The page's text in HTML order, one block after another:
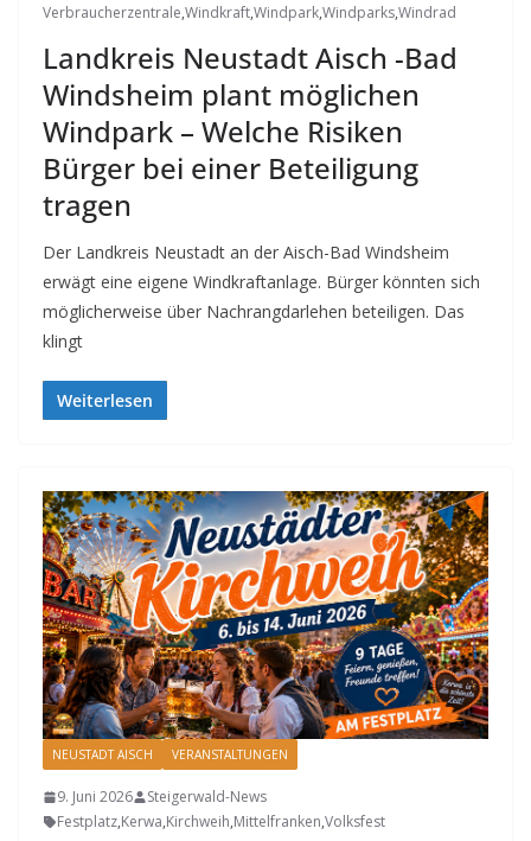
Verbraucherzentrale,Windkraft,Windpark,Windparks,Windrad
Landkreis Neustadt Aisch -Bad
Windsheim plant möglichen
Windpark – Welche Risiken
Bürger bei einer Beteiligung
tragen
Der Landkreis Neustadt an der Aisch-Bad Windsheim
erwägt eine eigene Windkraftanlage. Bürger könnten sich
möglicherweise über Nachrangdarlehen beteiligen. Das
klingt
Weiterlesen
NEUSTADT AISCH VERANSTALTUNGEN
9. Juni 2026
Steigerwald-News
Festplatz,Kerwa,Kirchweih,Mittelfranken,Volksfest